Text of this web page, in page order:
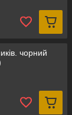
чорний